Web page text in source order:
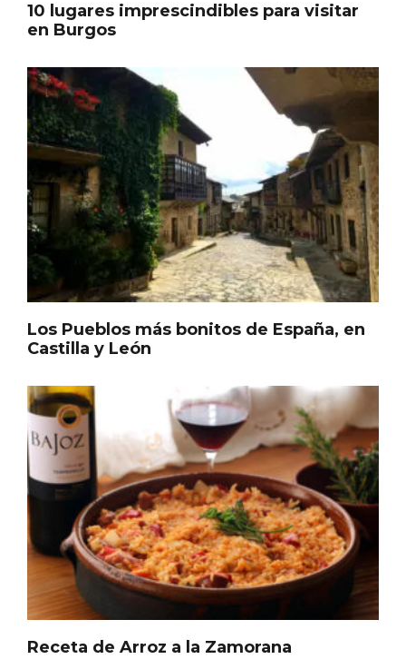
10 lugares imprescindibles para visitar
en Burgos
Los Pueblos más bonitos de España, en
Castilla y León
Receta de Arroz a la Zamorana
Inauguración del Árbol de Navidad a
ganchillo de Moradillo de Roa